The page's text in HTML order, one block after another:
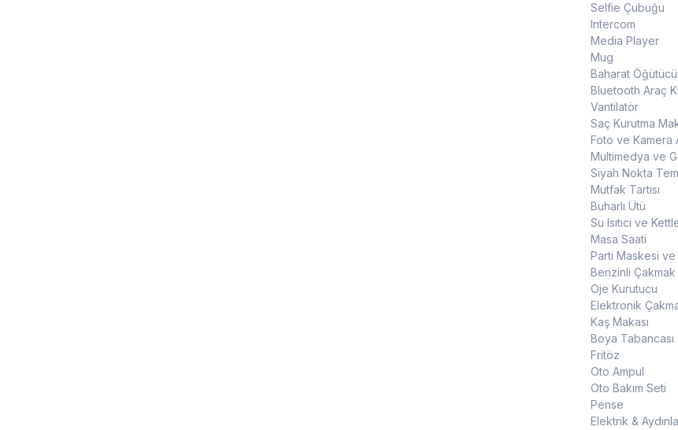
Selfie Çubuğu
Intercom
Media Player
Mug
Baharat Öğütücü
Bluetooth Araç
Vantilatör
Saç Kurutma
Foto ve Kamera
Multimedya ve
Siyah Nokta
Mutfak Tartısı
Buharlı Ütü
Su Isıtıcı ve
Masa Saati
Parti Maskesi
Benzinli Çakmak
Oje Kurutucu
Elektronik
Kaş Makası
Boya Tabancası
Fritöz
Oto Ampul
Oto Bakım Seti
Pense
Elektrik &